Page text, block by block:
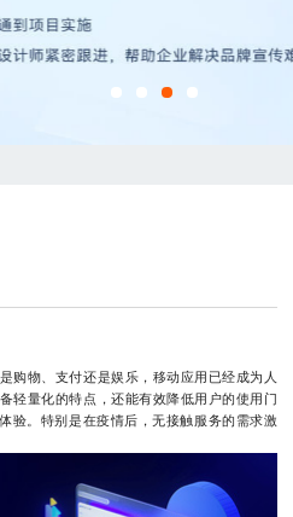
购物、支付还是娱乐，移动应用已经成为人
轻量化的特点，还能有效降低用户的使用门
验。特别是在疫情后，无接触服务的需求激